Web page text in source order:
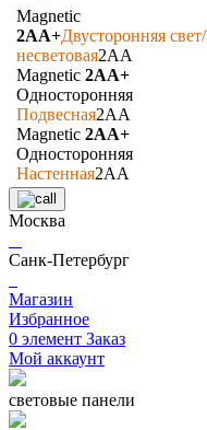
Magnetic
2АА+Двусторонняя свет/
несветовая2АА
Magnetic 2АА+
Односторонняя
Подвесная2АА
Magnetic 2АА+
Односторонняя
Настенная2АА
Москва
Санк-Петербург
Магазин
Избранное
0 элемент Заказ
Мой аккаунт
световые панели